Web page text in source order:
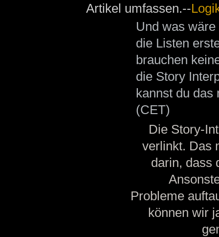
Artikel umfassen.--
Und was
die Listen
brauchen
die Story
kannst du das
(CET)
Die Story-
verlinkt. Das
darin, dass
Probleme
können wir